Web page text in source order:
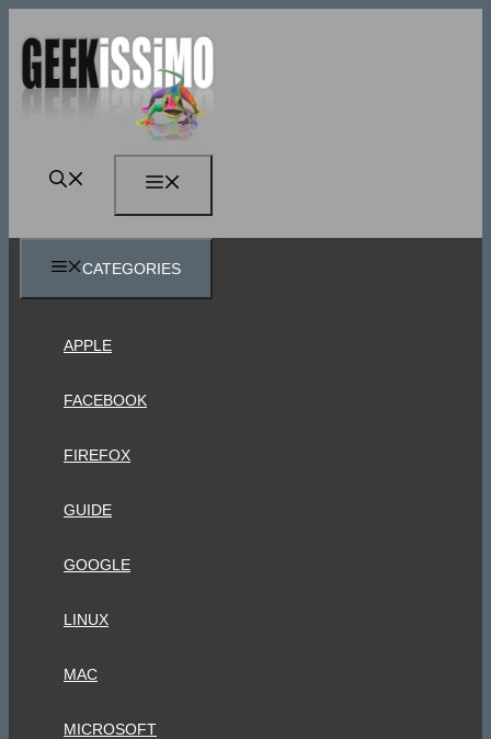
contenuto
CATEGORIES
APPLE
FACEBOOK
FIREFOX
GUIDE
GOOGLE
LINUX
MAC
MICROSOFT